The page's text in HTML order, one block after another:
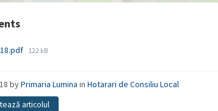
File
122 kB
byPrimaria Lumina inHotarari de Consiliu Local
articolul